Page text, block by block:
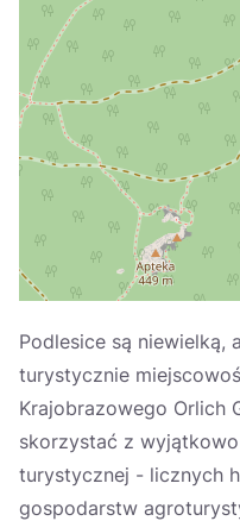
Zamknij
Podlesice są niewielką,
turystycznie
Krajobrazowego Orlich
skorzystać z
turystycznej - licznych
gospodarstw